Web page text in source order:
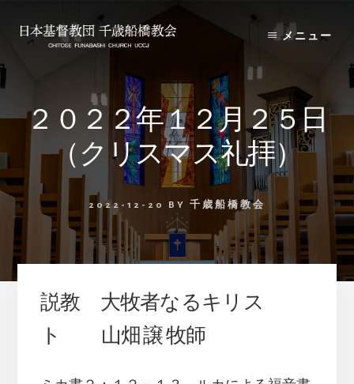
content
primary
メニュー
２０２２年１２月２５日
（クリスマス礼拝）
2022-12-20 BY 千歳船橋教会
説教 大牧者なるキリス
ト 山畑 譲 牧師